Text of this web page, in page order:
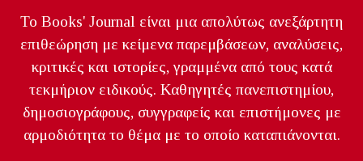
Το Books' Journal είναι μια απολύτως ανεξάρτητη
επιθεώρηση με κείμενα παρεμβάσεων, αναλύσεις,
κριτικές και ιστορίες, γραμμένα από τους κατά
τεκμήριον ειδικούς. Καθηγητές πανεπιστημίου,
δημοσιογράφους, συγγραφείς και επιστήμονες με
αρμοδιότητα το θέμα με το οποίο καταπιάνονται.